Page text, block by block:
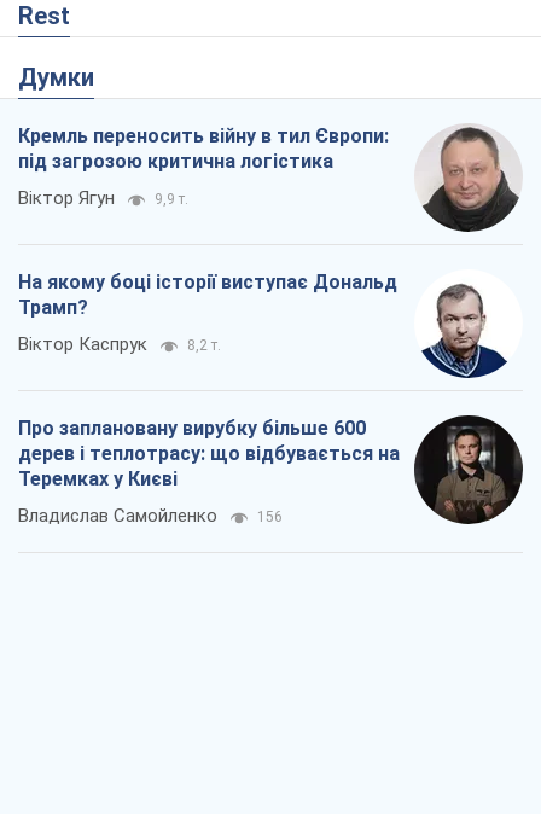
Rest
Думки
Кремль переносить війну в тил Європи:
під загрозою критична логістика
Віктор Ягун 9,9 т.
На якому боці історії виступає Дональд
Трамп?
Віктор Каспрук 8,2 т.
Про заплановану вирубку більше 600
дерев і теплотрасу: що відбувається на
Теремках у Києві
Владислав Самойленко 156